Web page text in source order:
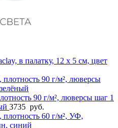
в палатку, 12 х 5 см, цвет
90 г/м², люверсы шаг 1
3735 руб.